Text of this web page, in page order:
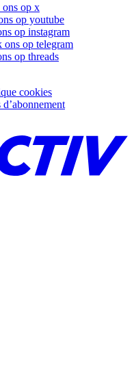
ons op x
op youtube
op instagram
ons op telegram
op threads
cookies